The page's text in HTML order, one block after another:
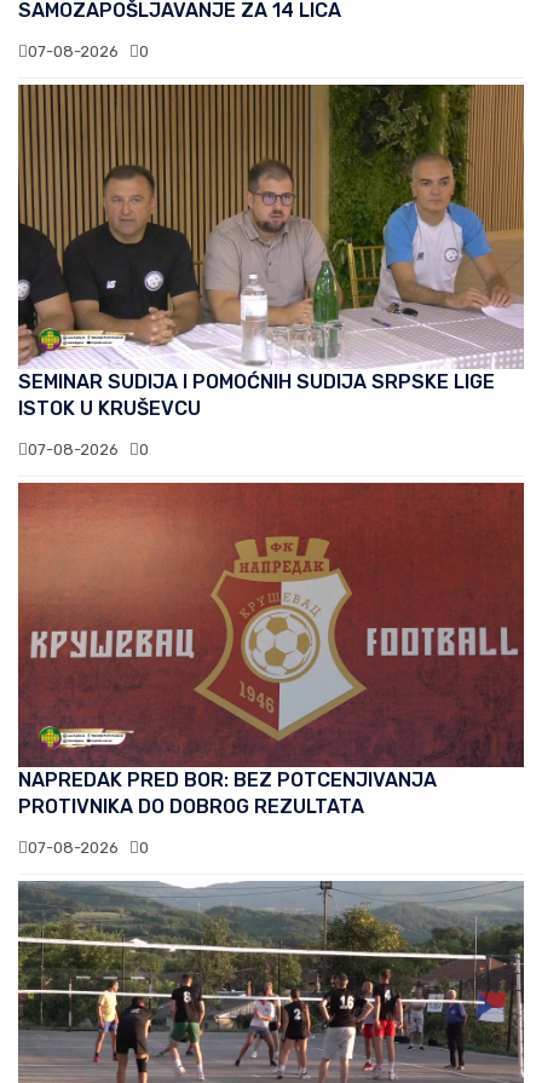
SAMOZAPOŠLJAVANJE ZA 14 LICA
07-08-2026 0
SEMINAR SUDIJA I POMOĆNIH SUDIJA SRPSKE LIGE
ISTOK U KRUŠEVCU
07-08-2026 0
NAPREDAK PRED BOR: BEZ POTCENJIVANJA
PROTIVNIKA DO DOBROG REZULTATA
07-08-2026 0